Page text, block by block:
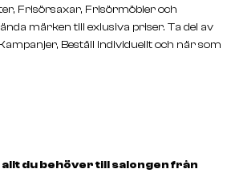
K.Therapy Pump
Frisörsaxar, Frisörmöbler och
märken till exlusiva priser. Ta del av
Beställ individuellt och när som
allt du behöver till salongen från